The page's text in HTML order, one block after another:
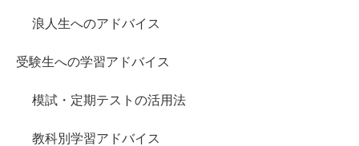
浪人生へのアドバイス
受験生への学習アドバイス
模試・定期テストの活用法
教科別学習アドバイス